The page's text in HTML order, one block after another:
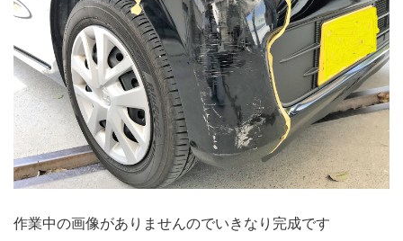
作業中の画像がありませんのでいきなり完成です